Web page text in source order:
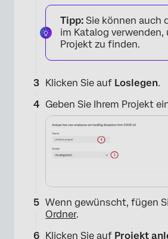
Tipp: Sie können auch
im Katalog verwenden,
Projekt zu finden.
Klicken Sie auf Loslegen.
Geben Sie Ihrem Projekt
Wenn gewünscht, fügen
Ordner.
Klicken Sie auf Projekt